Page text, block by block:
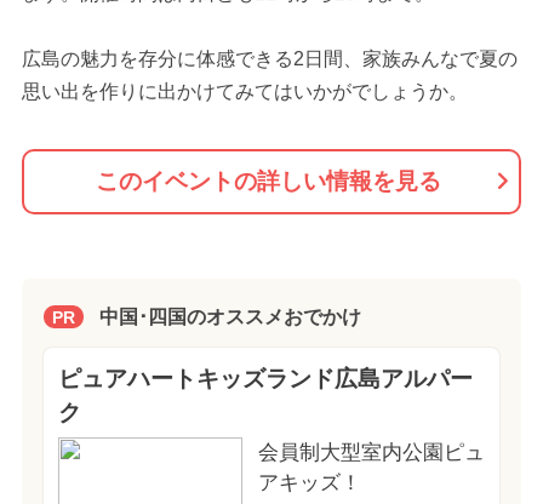
広島の魅力を存分に体感できる2日間、家族みんなで夏の
思い出を作りに出かけてみてはいかがでしょうか。
このイベントの詳しい情報を見る
PR 中国･四国のオススメおでかけ
ピュアハートキッズランド広島アルパー
ク
会員制大型室内公園ピュ
アキッズ！